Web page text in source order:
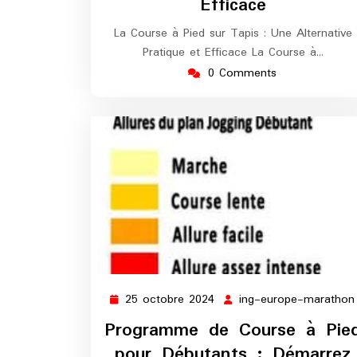
La Course à Pied sur Tapis : Une Alternative
Pratique et Efficace La Course à…
0 Comments
25 octobre 2024 25
octobre
2024
ing-europe-marathon
Programme de Course à